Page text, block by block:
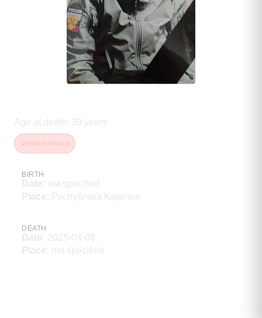
Age at death : 39 years
BIRTH
Date: not specified
Place: Республика Карелия
DEATH
Date: 2025-04-08
Place: not specified